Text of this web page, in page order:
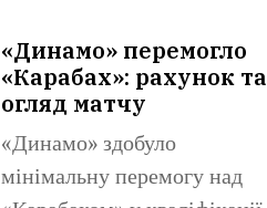
«Динамо» перемогло
«Карабах»: рахунок та
огляд матчу
«Динамо» здобуло
мінімальну перемогу над